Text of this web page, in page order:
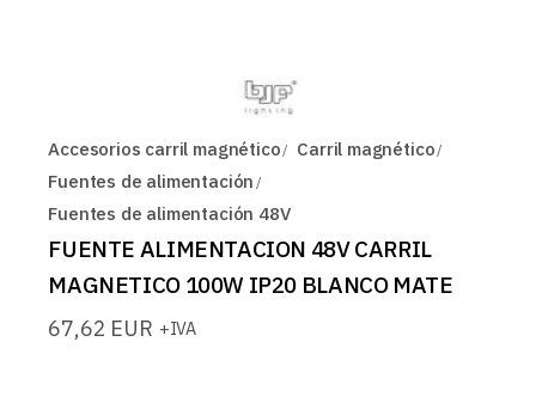
Accesorios carril magnético
Carril magnético
Fuentes de alimentación
Fuentes de alimentación 48V
FUENTE ALIMENTACION 48V CARRIL
MAGNETICO 100W IP20 BLANCO MATE
67,62 EUR +IVA